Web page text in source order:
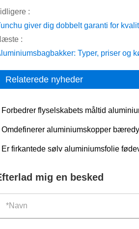
:
giver dig dobbelt garanti for
:
Typer, priser og
Relaterede nyheder
Forbedrer flyselskabets måltid
luftfartsemballagen?
Omdefinerer aluminiumskopper
drikkevareemballagetrends?
Er firkantede sølv aluminiumsfolie
mig en besked